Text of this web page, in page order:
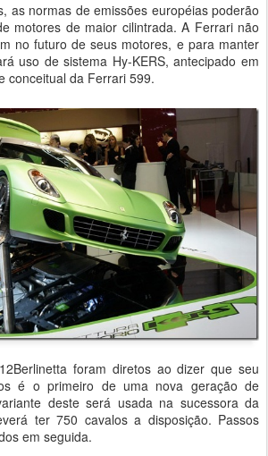
as normas de emissões européias poderão
motores de maior cilintrada. A Ferrari não
no futuro de seus motores, e para manter
uso de sistema Hy-KERS, antecipado em
conceitual da Ferrari 599.
foram diretos ao dizer que seu
é o primeiro de uma nova geração de
deste será usada na sucessora da
ter 750 cavalos a disposição. Passos
em seguida.